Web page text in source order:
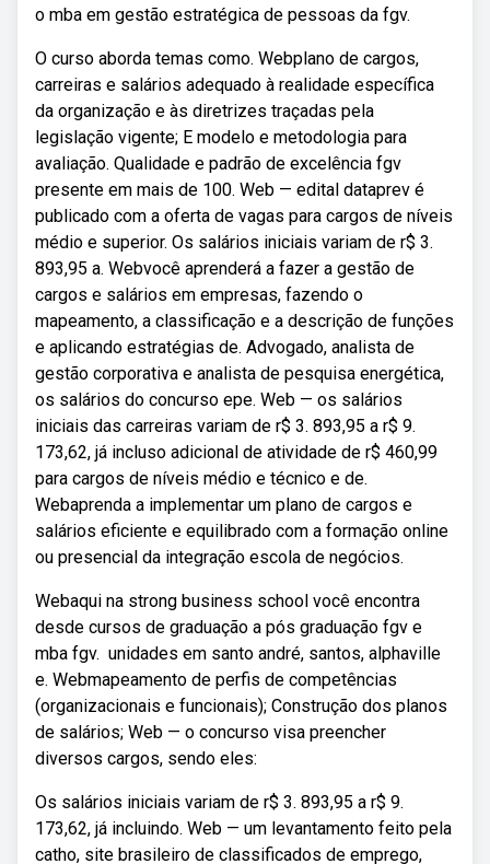
o mba em gestão estratégica de pessoas da fgv.
O curso aborda temas como. Webplano de cargos,
carreiras e salários adequado à realidade específica
da organização e às diretrizes traçadas pela
legislação vigente; E modelo e metodologia para
avaliação. Qualidade e padrão de excelência fgv
presente em mais de 100. Web — edital dataprev é
publicado com a oferta de vagas para cargos de níveis
médio e superior. Os salários iniciais variam de r$ 3.
893,95 a. Webvocê aprenderá a fazer a gestão de
cargos e salários em empresas, fazendo o
mapeamento, a classificação e a descrição de funções
e aplicando estratégias de. Advogado, analista de
gestão corporativa e analista de pesquisa energética,
os salários do concurso epe. Web — os salários
iniciais das carreiras variam de r$ 3. 893,95 a r$ 9.
173,62, já incluso adicional de atividade de r$ 460,99
para cargos de níveis médio e técnico e de.
Webaprenda a implementar um plano de cargos e
salários eficiente e equilibrado com a formação online
ou presencial da integração escola de negócios.
Webaqui na strong business school você encontra
desde cursos de graduação a pós graduação fgv e
mba fgv. ️ unidades em santo andré, santos, alphaville
e. Webmapeamento de perfis de competências
(organizacionais e funcionais); Construção dos planos
de salários; Web — o concurso visa preencher
diversos cargos, sendo eles:
Os salários iniciais variam de r$ 3. 893,95 a r$ 9.
173,62, já incluindo. Web — um levantamento feito pela
catho, site brasileiro de classificados de emprego,